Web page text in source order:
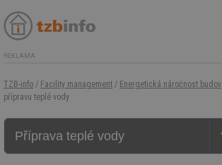
REKLAMA
TZB-info / Facility management / Energetická náročnost budov
přípravu teplé vody
Příprava teplé vody